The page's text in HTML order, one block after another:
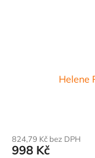
Helene
824,79 Kč bez DPH
998 Kč